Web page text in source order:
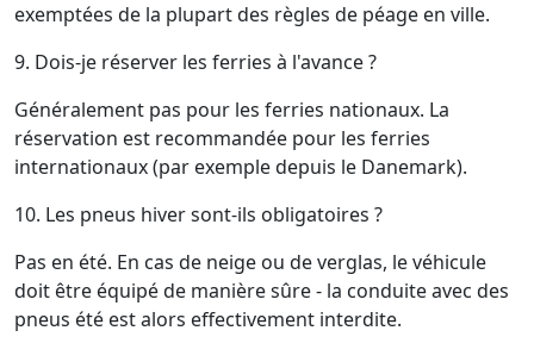
exemptées de la plupart des règles de péage en ville.
9. Dois-je réserver les ferries à l'avance ?
Généralement pas pour les ferries nationaux. La
réservation est recommandée pour les ferries
internationaux (par exemple depuis le Danemark).
10. Les pneus hiver sont-ils obligatoires ?
Pas en été. En cas de neige ou de verglas, le véhicule
doit être équipé de manière sûre - la conduite avec des
pneus été est alors effectivement interdite.